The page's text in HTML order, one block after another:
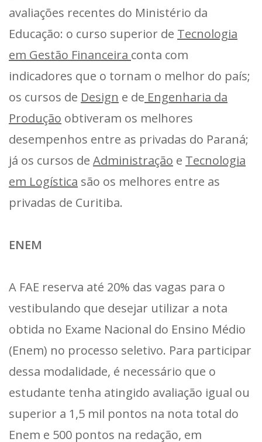
avaliações recentes do Ministério da
Educação: o curso superior de Tecnologia
em Gestão Financeira conta com
indicadores que o tornam o melhor do país;
os cursos de Design e de Engenharia da
Produção obtiveram os melhores
desempenhos entre as privadas do Paraná;
já os cursos de Administração e Tecnologia
em Logística são os melhores entre as
privadas de Curitiba.
ENEM
A FAE reserva até 20% das vagas para o
vestibulando que desejar utilizar a nota
obtida no Exame Nacional do Ensino Médio
(Enem) no processo seletivo. Para participar
dessa modalidade, é necessário que o
estudante tenha atingido avaliação igual ou
superior a 1,5 mil pontos na nota total do
Enem e 500 pontos na redação, em